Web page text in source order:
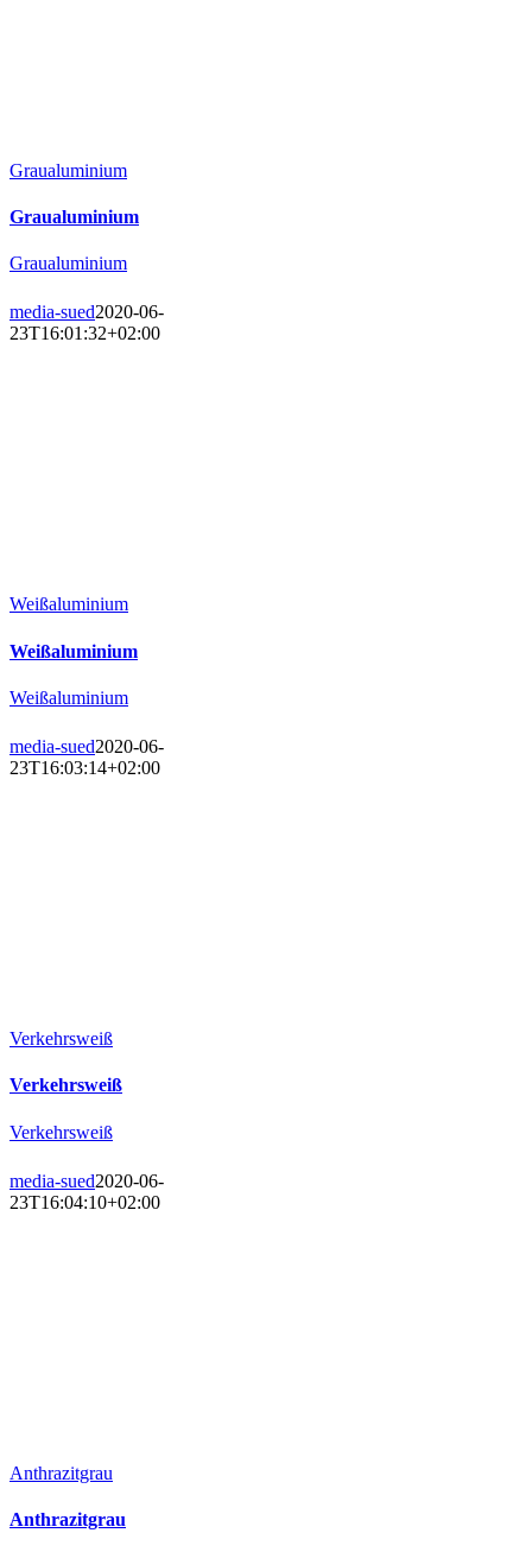
Graualuminium
Graualuminium
Graualuminium
media-sued2020-06-
23T16:01:32+02:00
Weißaluminium
Weißaluminium
Weißaluminium
media-sued2020-06-
23T16:03:14+02:00
Verkehrsweiß
Verkehrsweiß
Verkehrsweiß
media-sued2020-06-
23T16:04:10+02:00
Anthrazitgrau
Anthrazitgrau